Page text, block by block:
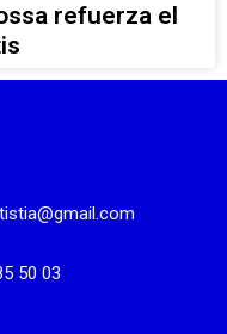
refuerza el
50 03